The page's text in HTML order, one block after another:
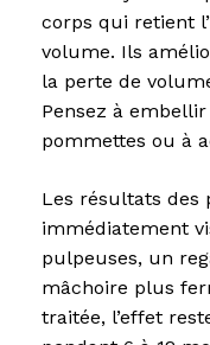
corps qui retient
volume. Ils
la perte de
Pensez à
pommettes ou à
Les résultats des
immédiatement
pulpeuses, un
mâchoire plus
traitée, l’effet